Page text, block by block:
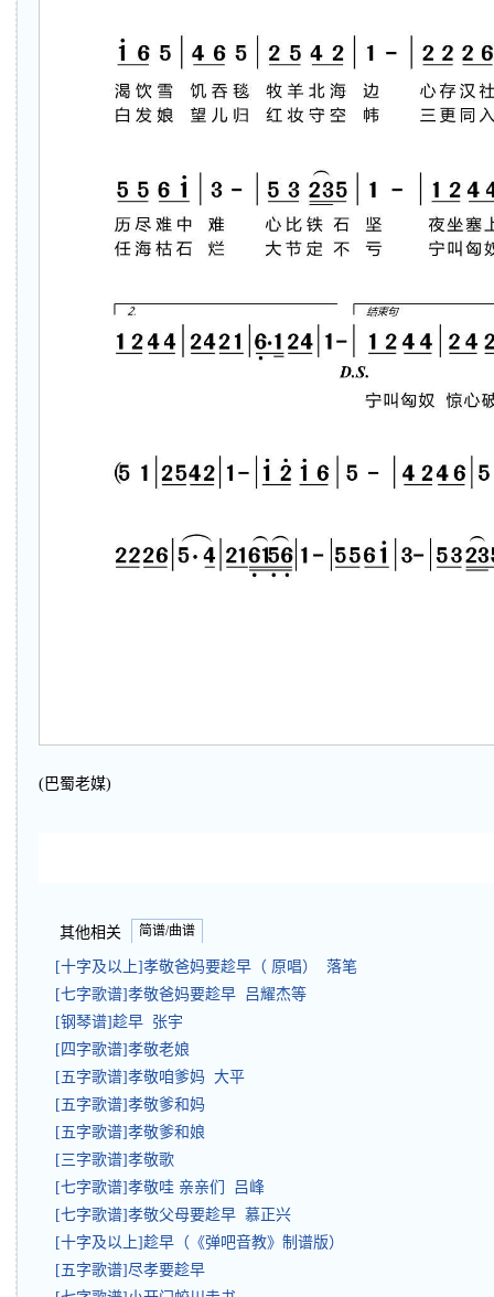
(巴蜀老媒)
其他相关 简谱/曲谱
[十字及以上]孝敬爸妈要趁早（ 原唱） 落笔
[七字歌谱]孝敬爸妈要趁早 吕耀杰等
[钢琴谱]趁早 张宇
[四字歌谱]孝敬老娘
[五字歌谱]孝敬咱爹妈 大平
[五字歌谱]孝敬爹和妈
[五字歌谱]孝敬爹和娘
[三字歌谱]孝敬歌
[七字歌谱]孝敬哇 亲亲们 吕峰
[七字歌谱]孝敬父母要趁早 慕正兴
[十字及以上]趁早（《弹吧音教》制谱版）
[五字歌谱]尽孝要趁早